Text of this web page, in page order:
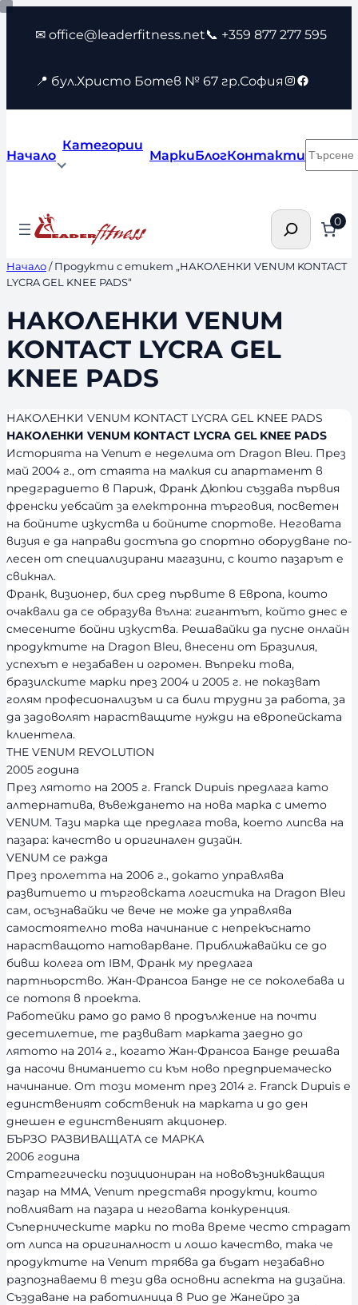
Към
съдържанието
✉ office@leaderfitness.net📞 +359 877 277 595
📍 бул.Христо Ботев № 67 гр.София Instagram
Facebook
Начало
Категории
МаркиБлогКонтакти
Търсене 0
Начало/ Продукти с етикет „НАКОЛЕНКИ VENUM KONTACT
LYCRA GEL KNEE PADS“
НАКОЛЕНКИ VENUM
KONTACT LYCRA GEL
KNEE PADS
НАКОЛЕНКИ VENUM KONTACT LYCRA GEL KNEE PADS
НАКОЛЕНКИ VENUM KONTACT LYCRA GEL KNEE PADS
Историята на Venum е неделима от Dragon Bleu. През
май 2004 г., от стаята на малкия си апартамент в
предградието в Париж, Франк Дюпюи създава първия
френски уебсайт за електронна търговия, посветен
на бойните изкуства и бойните спортове. Неговата
визия е да направи достъпа до спортно оборудване по-
лесен от специализирани магазини, с които пазарът е
свикнал.
Франк, визионер, бил сред първите в Европа, които
очаквали да се образува вълна: гигантът, който днес е
смесените бойни изкуства. Решавайки да пусне онлайн
продуктите на Dragon Bleu, внесени от Бразилия,
успехът е незабавен и огромен. Въпреки това,
бразилските марки през 2004 и 2005 г. не показват
голям професионализъм и са били трудни за работа, за
да задоволят нарастващите нужди на европейската
клиентела.
THE VENUM REVOLUTION
2005 година
През лятото на 2005 г. Franck Dupuis предлага като
алтернатива, въвеждането на нова марка с името
VENUM. Тази марка ще предлага това, което липсва на
пазара: качество и оригинален дизайн.
VENUM се ражда
През пролетта на 2006 г., докато управлява
развитието и търговската логистика на Dragon Bleu
сам, осъзнавайки че вече не може да управлява
самостоятелно това начинание с непрекъснато
нарастващото натоварване. Приближавайки се до
бивш колега от IBM, Франк му предлага
партньорство. Жан-Франсоа Банде не се поколебава и
се потопя в проекта.
Работейки рамо до рамо в продължение на почти
десетилетие, те развиват марката заедно до
лятото на 2014 г., когато Жан-Франсоа Банде решава
да насочи вниманието си към ново предприемаческо
начинание. От този момент през 2014 г. Franck Dupuis е
единственият собственик на марката и до ден
днешен е единственият акционер.
БЪРЗО РАЗВИВАЩАТА се МАРКА
2006 година
Стратегически позициониран на нововъзникващия
пазар на ММА, Venum представя продукти, които
повлияват на пазара и неговата конкуренция.
Съперническите марки по това време често страдат
от липса на оригиналност и лошо качество, така че
продуктите на Venum трябва да бъдат незабавно
разпознаваеми в тези два основни аспекта на дизайна.
Създаване на работилница в Рио де Жанейро за